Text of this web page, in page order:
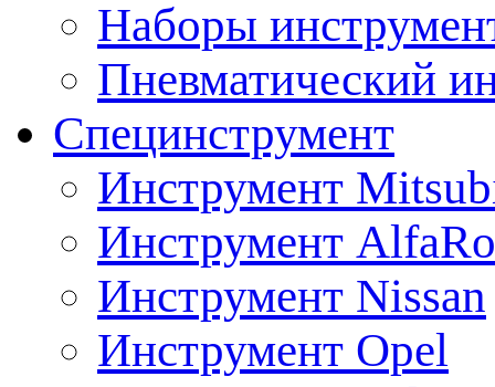
Наборы
Пневматический
Специнструмент
Инструмент
Инструмент
Инструмент Nissan
Инструмент Opel